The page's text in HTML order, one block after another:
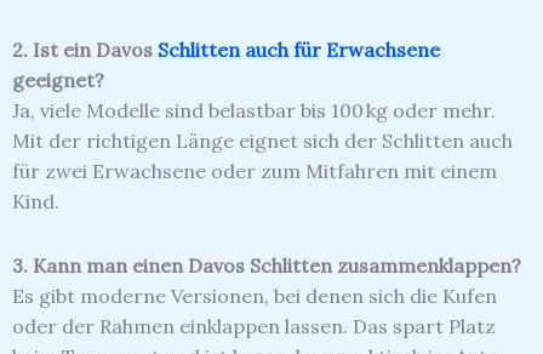
2. Ist ein Davos Schlitten auch für Erwachsene
geeignet?
Ja, viele Modelle sind belastbar bis 100 kg oder mehr.
Mit der richtigen Länge eignet sich der Schlitten auch
für zwei Erwachsene oder zum Mitfahren mit einem
Kind.
3. Kann man einen Davos Schlitten zusammenklappen?
Es gibt moderne Versionen, bei denen sich die Kufen
oder der Rahmen einklappen lassen. Das spart Platz